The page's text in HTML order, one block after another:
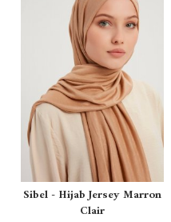
Sibel - Hijab Jersey Marron
Clair